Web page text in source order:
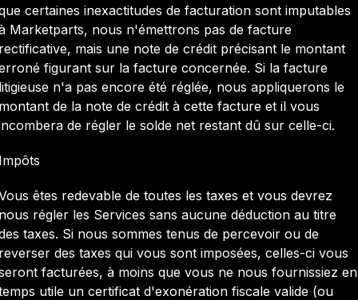
certaines inexactitudes de facturation sont imputables
Marketparts, nous n'émettrons pas de facture
mais une note de crédit précisant le montant
figurant sur la facture concernée. Si la facture
n'a pas encore été réglée, nous appliquerons le
de la note de crédit à cette facture et il vous
de régler le solde net restant dû sur celle-ci.
êtes redevable de toutes les taxes et vous devrez
régler les Services sans aucune déduction au titre
taxes. Si nous sommes tenus de percevoir ou de
des taxes qui vous sont imposées, celles-ci vous
facturées, à moins que vous ne nous fournissiez en
utile un certificat d'exonération fiscale valide (ou